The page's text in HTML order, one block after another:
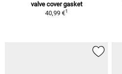
valve cover gasket
40,99 €1